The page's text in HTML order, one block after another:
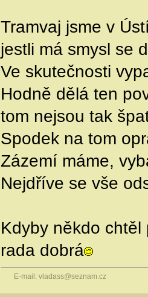
Tramvaj jsme v
jestli má smysl se
Ve skutečnosti
Hodně dělá ten
tom nejsou tak
Spodek na tom
Zázemí máme,
Nejdříve se vše
Kdyby někdo
rada dobrá
E-mail: vladass@seznam.cz